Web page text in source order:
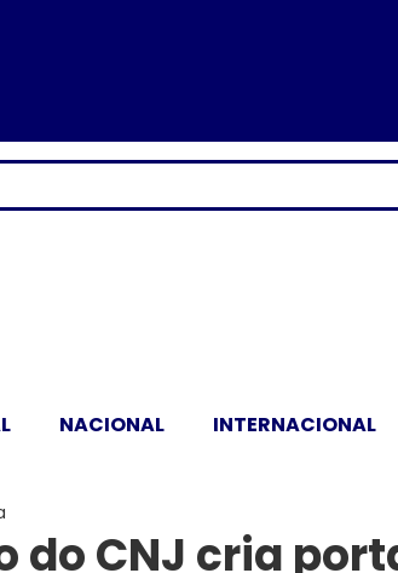
NACIONAL INTERNACIONAL
do CNJ cria